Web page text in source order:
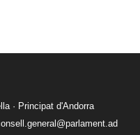
· Principat d'Andorra